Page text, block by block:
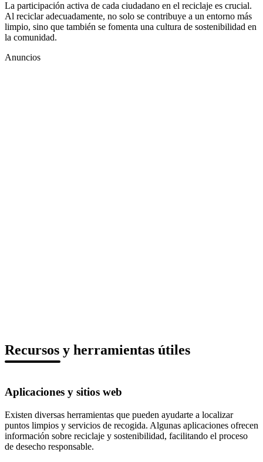
La participación activa de cada ciudadano en el reciclaje es crucial.
Al reciclar adecuadamente, no solo se contribuye a un entorno más
limpio, sino que también se fomenta una cultura de sostenibilidad en
la comunidad.
Anuncios
Recursos y herramientas útiles
Aplicaciones y sitios web
Existen diversas herramientas que pueden ayudarte a localizar
puntos limpios y servicios de recogida. Algunas aplicaciones ofrecen
información sobre reciclaje y sostenibilidad, facilitando el proceso
de desecho responsable.